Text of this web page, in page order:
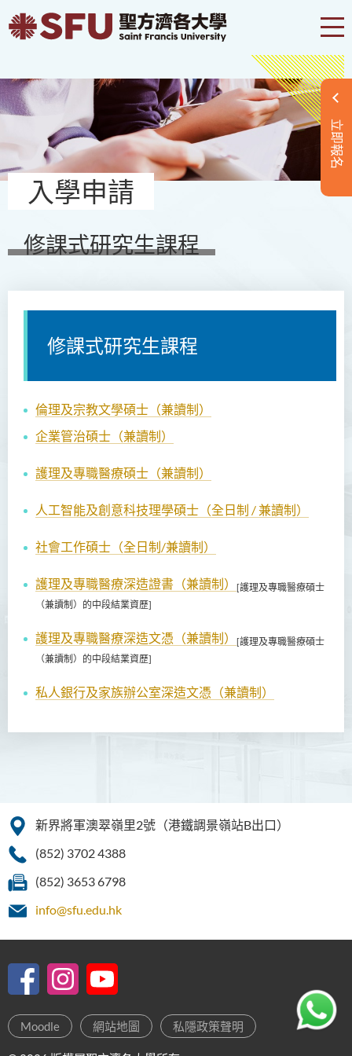
立即報名
入學申請
修課式研究生課程
修課式研究生課程
倫理及宗教文學碩士（兼讀制）
企業管治碩士（兼讀制）
護理及專職醫療碩士（兼讀制）
人工智能及創意科技理學碩士（全日制 / 兼讀制）
社會工作碩士（全日制/兼讀制）
護理及專職醫療深造證書（兼讀制）
[護理及專職醫療碩士
（兼讀制）的中段結業資歷]
護理及專職醫療深造文憑（兼讀制）
[護理及專職醫療碩士
（兼讀制）的中段結業資歷]
私人銀行及家族辦公室深造文憑（兼讀制）
新界將軍澳翠嶺里2號（港鐵調景嶺站B出口）
(852) 3702 4388
(852) 3653 6798
info@sfu.edu.hk
Moodle 網站地圖 私隱政策聲明